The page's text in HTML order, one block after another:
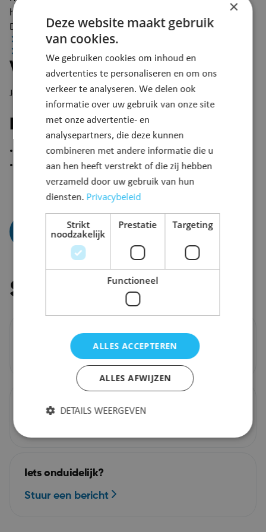
heb je advies nodig? ​Wil je een doorgangswoning huren?
Doe dan een beroep op het OCMW.
Voorwaarde
Voorwaarde
Je woont in Puurs-Sint-Amands.
Meebrengen
​identiteitskaart;
documenten van huurwoning: huurcontract,
contactgegeven eigenaar.
Afspraak maken
Stel je vraag
03 203 27 00
Mail ons
Iets onduidelijk?
Stuur een bericht
×
Deze website maakt gebruik
van cookies.
We gebruiken cookies om inhoud en
advertenties te personaliseren en om ons
verkeer te analyseren. We delen ook
informatie over uw gebruik van onze site
met onze advertentie- en
analysepartners, die deze kunnen
combineren met andere informatie die u
aan hen heeft verstrekt of die zij hebben
verzameld door uw gebruik van hun
diensten. Privacybeleid
Strikt
noodzakelijk
Prestatie Targeting
Functioneel
ALLES ACCEPTEREN
ALLES AFWIJZEN
DETAILS WEERGEVEN
Strikt noodzakelijke cookies maken de